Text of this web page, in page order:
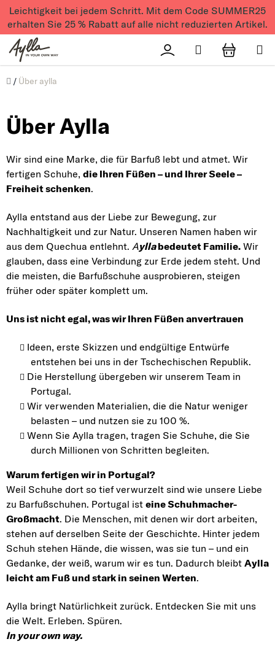
Zum Inhalt springen
Leichtigkeit bei jedem Schritt. Mit dem Code SUMMER25
erhalten Sie 25 % Rabatt auf alle nicht reduzierten Artikel.
Přihlášení
Suchen
Úvod
/ Über aylla
Über Aylla
Wir sind eine Marke, die für Barfuß lebt und atmet. Wir
fertigen Schuhe, die Ihren Füßen – und Ihrer Seele –
Freiheit schenken.
Aylla entstand aus der Liebe zur Bewegung, zur
Nachhaltigkeit und zur Natur. Unseren Namen haben wir
aus dem Quechua entlehnt. Ayllabedeutet Familie. Wir
glauben, dass eine Verbindung zur Erde jedem steht. Und
die meisten, die Barfußschuhe ausprobieren, steigen
früher oder später komplett um.
Uns ist nicht egal, was wir Ihren Füßen anvertrauen
Ideen, erste Skizzen und endgültige Entwürfe
entstehen bei uns in der Tschechischen Republik.
Die Herstellung übergeben wir unserem Team in
Portugal.
Wir verwenden Materialien, die die Natur weniger
belasten – und nutzen sie zu 100 %.
Wenn Sie Aylla tragen, tragen Sie Schuhe, die Sie
durch Millionen von Schritten begleiten.
Warum fertigen wir in Portugal?
Weil Schuhe dort so tief verwurzelt sind wie unsere Liebe
zu Barfußschuhen. Portugal ist eine Schuhmacher-
Großmacht. Die Menschen, mit denen wir dort arbeiten,
stehen auf derselben Seite der Geschichte. Hinter jedem
Schuh stehen Hände, die wissen, was sie tun – und ein
Gedanke, der weiß, warum wir es tun. Dadurch bleibt Aylla
leicht am Fuß und stark in seinen Werten.
Aylla bringt Natürlichkeit zurück. Entdecken Sie mit uns
die Welt. Erleben. Spüren.
In your own way.